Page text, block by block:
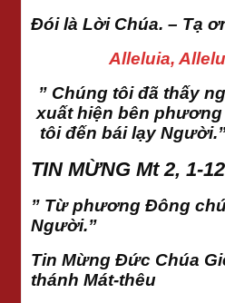
Đói là Lời Chúa. – Tạ
Alleluia,
” Chúng tôi đã thấy
xuất hiện bên
tôi đến bái lạy
TIN MỪNG Mt 2, 1-12
” Từ phương Đông
Người.”
Tin Mừng Đức Chúa
thánh Mát-thêu